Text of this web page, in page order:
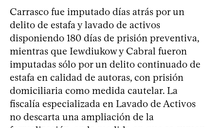
Carrasco fue imputado días atrás por un
delito de estafa y lavado de activos
disponiendo 180 días de prisión preventiva,
mientras que Iewdiukow y Cabral fueron
imputadas sólo por un delito continuado de
estafa en calidad de autoras, con prisión
domiciliaria como medida cautelar. La
fiscalía especializada en Lavado de Activos
no descarta una ampliación de la